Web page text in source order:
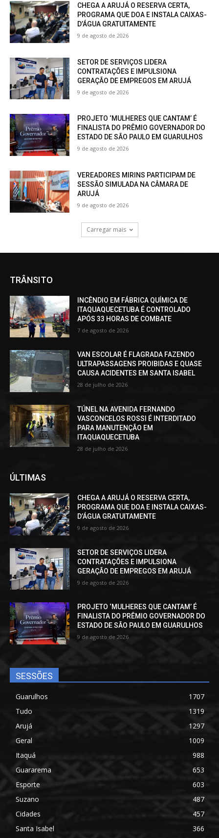
CHEGA A ARUJÁ O RESERVA CERTA,
PROGRAMA QUE DOA E INSTALA CAIXAS-
D’ÁGUA GRATUITAMENTE
9 de agosto de 2026
SETOR DE SERVIÇOS LIDERA
CONTRATAÇÕES E IMPULSIONA
GERAÇÃO DE EMPREGOS EM ARUJÁ
9 de agosto de 2026
PROJETO ‘MULHERES QUE CANTAM’ É
FINALISTA DO PRÊMIO GOVERNADOR DO
ESTADO DE SÃO PAULO EM GUARULHOS
9 de agosto de 2026
VEREADORES MIRINS PARTICIPAM DE
SESSÃO SIMULADA NA CÂMARA DE
ARUJÁ
9 de agosto de 2026
Carregar mais
TRÂNSITO
INCÊNDIO EM FÁBRICA QUÍMICA DE
ITAQUAQUECETUBA É CONTROLADO
APÓS 33 HORAS DE COMBATE
7 de agosto de 2026
VAN ESCOLAR É FLAGRADA FAZENDO
ULTRAPASSAGENS PROIBIDAS E QUASE
CAUSA ACIDENTES EM SANTA ISABEL
28 de julho de 2026
TÚNEL NA AVENIDA FERNANDO
VASCONCELOS ROSSI É INTERDITADO
PARA MANUTENÇÃO EM
ITAQUAQUECETUBA
28 de julho de 2026
ÚLTIMAS
CHEGA A ARUJÁ O RESERVA CERTA,
PROGRAMA QUE DOA E INSTALA CAIXAS-
D’ÁGUA GRATUITAMENTE
9 de agosto de 2026
SETOR DE SERVIÇOS LIDERA
CONTRATAÇÕES E IMPULSIONA
GERAÇÃO DE EMPREGOS EM ARUJÁ
9 de agosto de 2026
PROJETO ‘MULHERES QUE CANTAM’ É
FINALISTA DO PRÊMIO GOVERNADOR DO
ESTADO DE SÃO PAULO EM GUARULHOS
9 de agosto de 2026
SESSÕES
Guarulhos
1707
Tudo
1319
Arujá
1297
Geral
1009
Itaquá
988
Guararema
653
Esporte
603
Suzano
487
Cidades
457
Santa Isabel
366